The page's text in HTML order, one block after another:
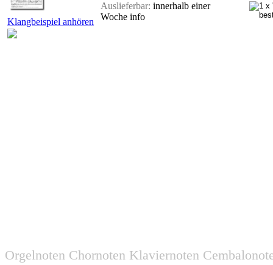
Klangbeispiel anhören
Auslieferbar: innerhalb einer
Woche info
Orgelnoten Chornoten Klaviernoten